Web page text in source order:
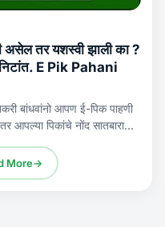
असेल तर यशस्वी झाली का ?
E Pik Pahani
बांधवांनो आपण ई-पिक पाहणी
आपल्या पिकांचे नोंद सातबारा...
More→